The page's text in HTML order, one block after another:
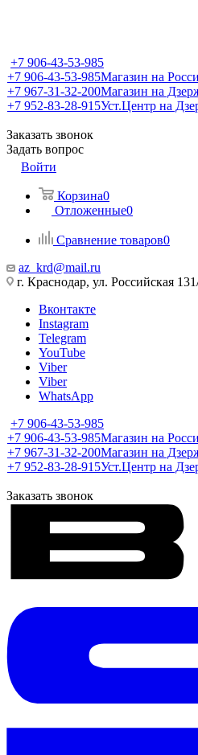
+7 906-43-53-985
+7 906-43-53-985Магазин на
+7 967-31-32-200Магазин на
+7 952-83-28-915Уст.Центр на
Заказать звонок
Задать вопрос
Войти
Корзина0
Отложенные0
Сравнение товаров0
az_krd@mail.ru
г. Краснодар, ул. Российская
Вконтакте
Instagram
Telegram
YouTube
Viber
Viber
WhatsApp
+7 906-43-53-985
+7 906-43-53-985Магазин на
+7 967-31-32-200Магазин на
+7 952-83-28-915Уст.Центр на
Заказать звонок